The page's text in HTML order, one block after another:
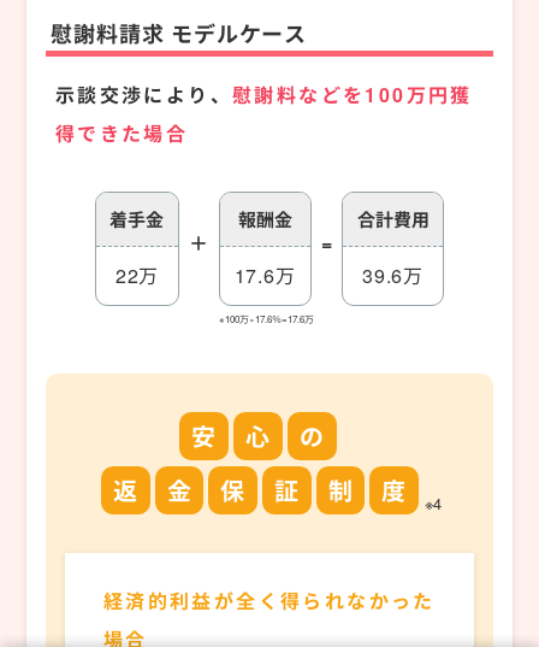
慰謝料請求 モデルケース
示談交渉により、慰謝料などを100万円獲
得できた場合
着手金
22万
＋
報酬金
17.6万
※100万×17.6％=17.6万
=
合計費用
39.6万
安 心
の
返
金 保 証 制 度 ※4
経済的利益が全く得られなかった
場合